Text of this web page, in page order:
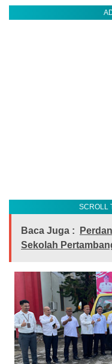
SCROLL
Baca Juga :
Sekolah